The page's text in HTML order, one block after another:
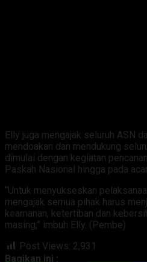
Elly juga mengajak seluruh ASN
mendoakan dan mendukung
dimulai dengan kegiatan
Paskah Nasional hingga pada
“Untuk menyukseskan
mengajak semua pihak harus
keamanan, ketertiban dan
masing,” imbuh Elly. (Pembe)
Post Views: 2,931
Bagikan ini :